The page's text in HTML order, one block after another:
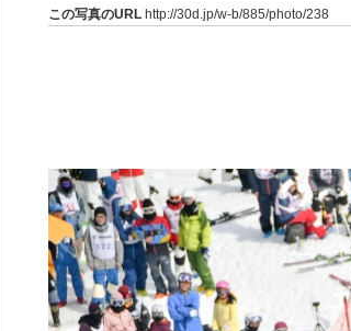
この写真のURL http://30d.jp/w-b/885/photo/238